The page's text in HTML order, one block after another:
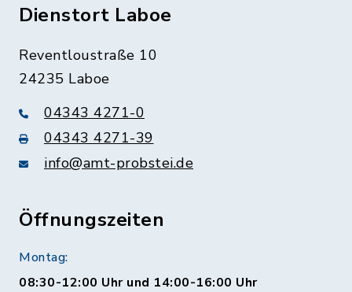
Dienstort Laboe
Reventloustraße 10
24235 Laboe
04343 4271-0
04343 4271-39
info@amt-probstei.de
Öffnungszeiten
Montag:
08:30-12:00 Uhr und 14:00-16:00 Uhr